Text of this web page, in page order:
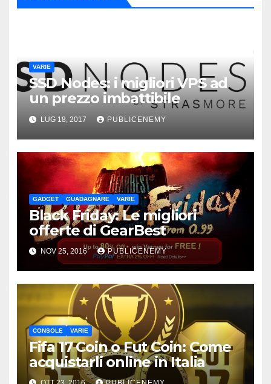
VARIE
SSD Nodes: i migliori VPS ad
un prezzo imbattibile
LUG 18, 2017 PUBLICENEMY
GADGET GUADAGNARE VARIE
Black Friday: Le migliori
offerte di GearBest
NOV 25, 2016 PUBLICENEMY
CONSOLE VARIE
Fifa 17 Coin o Fut Coin: Come
acquistarli online in Italia